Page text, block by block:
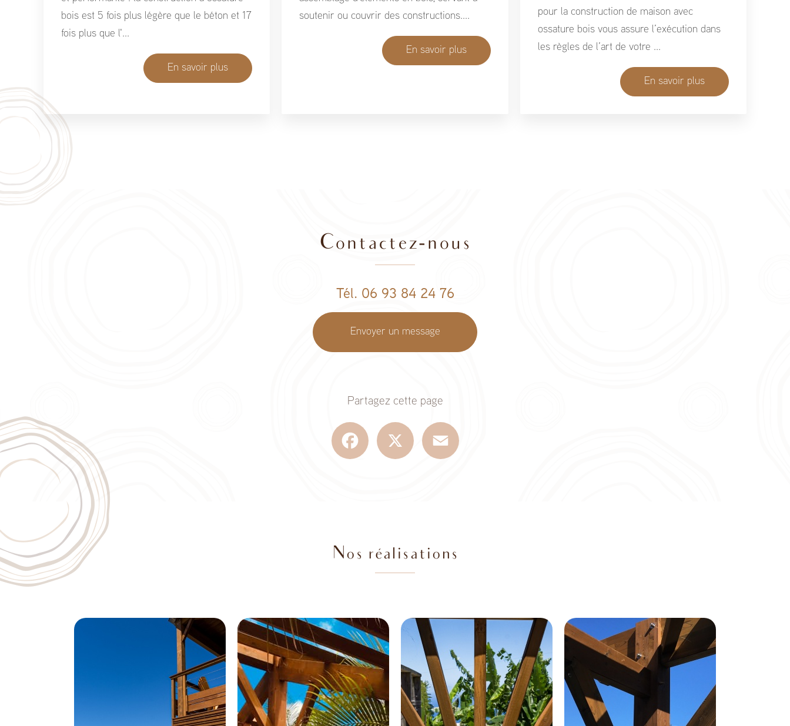
bois est 5 fois plus légère que le béton et 17
fois plus que l'...
En savoir plus
soutenir ou couvrir des constructions....
En savoir plus
pour la construction de maison avec
ossature bois vous assure l’exécution dans
les règles de l’art de votre ...
En savoir plus
Contactez-nous
Tél. 06 93 84 24 76
Envoyer un message
Partagez cette page
Facebook
Nos réalisations